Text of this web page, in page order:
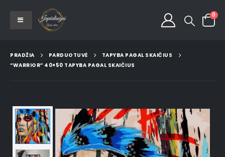
0
PRADŽIA PARDUOTUVĖ
TAPYBA PAGAL SKAIČIUS
“WARRIOR” 40×50 TAPYBA PAGAL SKAIČIUS